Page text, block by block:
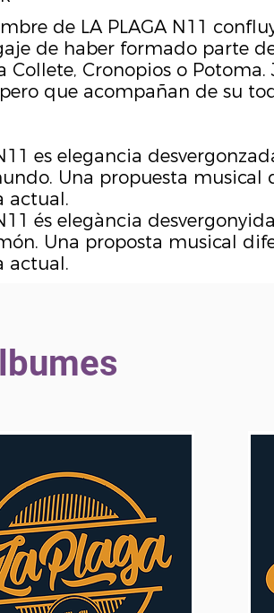
de LA PLAGA N11
de haber formado parte
Collete, Cronopios o
que acompañan de su
es elegancia
Una propuesta musical
actual.
és elegància
Una proposta musical
actual.